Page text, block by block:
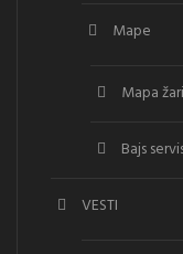
Mape
Mapa
Bajs
VESTI